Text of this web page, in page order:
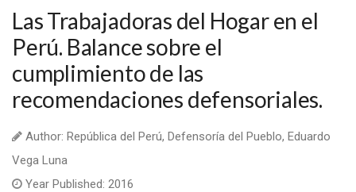
Las Trabajadoras del Hogar en el
Perú. Balance sobre el
cumplimiento de las
recomendaciones defensoriales.
Author: República del Perú, Defensoría del Pueblo, Eduardo
Vega Luna
Year Published: 2016